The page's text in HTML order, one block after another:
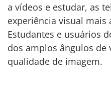
a vídeos e estudar, as
experiência visual mais
Estudantes e usuários
dos amplos ângulos de
qualidade de imagem.